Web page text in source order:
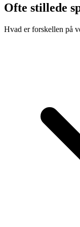
Ofte stillede
Hvad er forskellen på